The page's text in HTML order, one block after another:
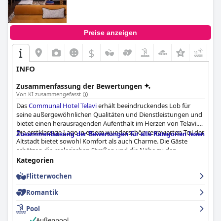
Preise anzeigen
$
INFO
Zusammenfassung der Bewertungen
Von KI zusammengefasst
DasCommunal Hotel Telavierhält beeindruckendes Lob für
seine außergewöhnlichen Qualitäten und Dienstleistungen und
bietet einen herausragenden Aufenthalt im Herzen von Telavi.
Die erstklassige Lage in einem wunderschön renovierten Teil der
Altstadt bietet sowohl Komfort als auch Charme. Die Gäste
schätzen die malerischen Straßen und die Nähe zu den
wichtigsten Sehenswürdigkeiten, Restaurants und Geschäften,
die alle zu Fuß erreichbar sind. Die ruhige Nachbarschaft
ermöglicht einen erholsamen Rückzugsort und ist dennoch in
Ein großes Highlight für die Gäste ist das Frühstück, das oft als
eines der besten, das sie je hatten, gelobt wird. Das Hotel
Zusammenfassung der Bewertungen für alle Kategorien lesen
Kategorien
Flitterwochen
Romantik
Pool